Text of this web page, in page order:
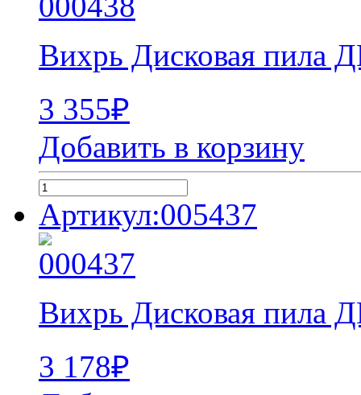
Вихрь Дисковая пила
3 355₽
Добавить в корзину
Артикул:005437
Вихрь Дисковая пила
3 178₽